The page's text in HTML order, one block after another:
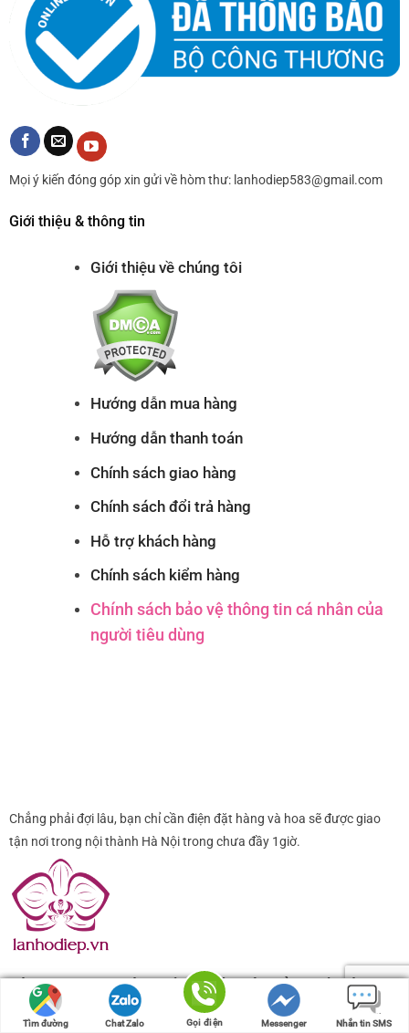
Mọi ý kiến đóng góp xin gửi về hòm thư: lanhodiep583@gmail.com
Giới thiệu & thông tin
Giới thiệu về chúng tôi
Hướng dẫn mua hàng
Hướng dẫn thanh toán
Chính sách giao hàng
Chính sách đổi trả hàng
Hỗ trợ khách hàng
Chính sách kiểm hàng
Chính sách bảo vệ thông tin cá nhân của
người tiêu dùng
Chẳng phải đợi lâu, bạn chỉ cần điện đặt hàng và hoa sẽ được giao
tận nơi trong nội thành Hà Nội trong chưa đầy 1giờ.
CÔNG TY TNHH MỘT THÀNH VIÊN CÂY CẢNH HÀ NỘI
MST: 0105573223, được Đăng ký và quản lý bởi
Tìm đường Chat Zalo Gọi điện Messenger Nhắn tin SMS
Tìm đường Chat Zalo Gọi điện Messenger Nhắn tin SMS